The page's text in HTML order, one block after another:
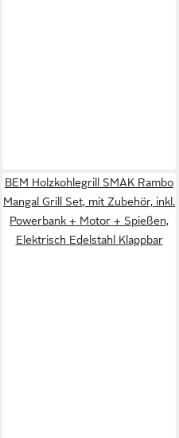
BEM Holzkohlegrill SMAK Rambo
Mangal Grill Set, mit Zubehör, inkl.
Powerbank + Motor + Spießen,
Elektrisch Edelstahl Klappbar